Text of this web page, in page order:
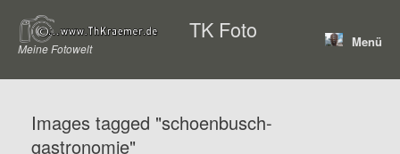
Inhalt
springen
TK Foto
Meine Fotowelt Menü
Images tagged "schoenbusch-
gastronomie"